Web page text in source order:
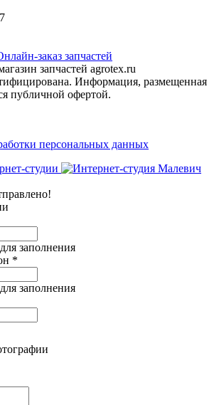
заказ запчастей
запчастей agrotex.ru
Информация, размещенная
публичной офертой.
персональных данных
студии
заполнения
*
заполнения